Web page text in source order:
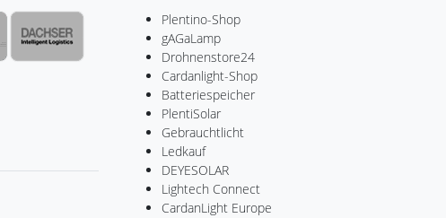
Plentino-Shop
gAGaLamp
Drohnenstore24
Cardanlight-Shop
Batteriespeicher
PlentiSolar
Gebrauchtlicht
Ledkauf
DEYESOLAR
Lightech Connect
CardanLight Europe